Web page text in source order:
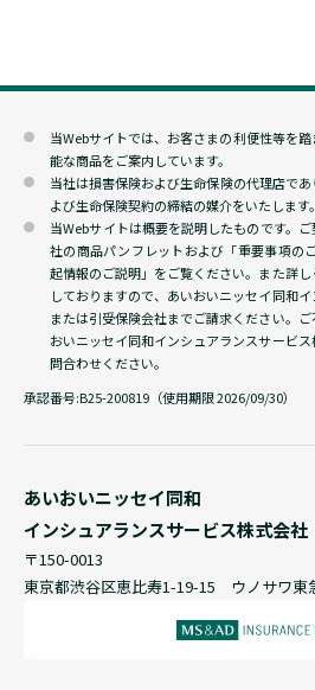
当Webサイトでは、お客さまの利便性等を
能な商品をご案内しています。
当社は損害保険および生命保険の代理店で
よび生命保険契約の締結の媒介をいたします。
当Webサイトは概要を説明したものです。
社の商品パンフレットおよび「重要事項の
起情報のご説明」をご覧ください。また詳
しておりますので、あいおいニッセイ同和
または引受保険会社までご請求ください。
おいニッセイ同和インシュアランスサービ
問合わせください。
承認番号:B25-200819（使用期限 2026/09/30）
あいおいニッセイ同和
インシュアランスサービス株式会社
〒150-0013
東京都渋谷区恵比寿1-19-15 ウノサワ東